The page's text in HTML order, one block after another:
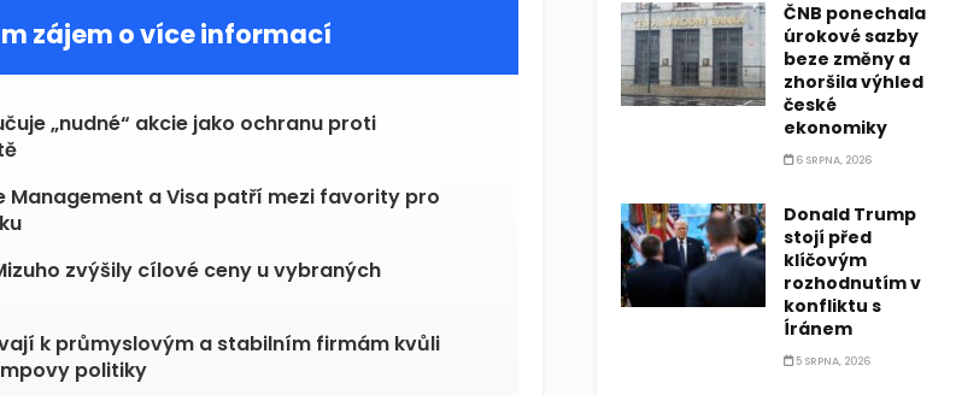
zájem o více informací
„nudné“ akcie jako ochranu proti
Management a Visa patří mezi favority pro
zvýšily cílové ceny u vybraných
k průmyslovým a stabilním firmám kvůli
politiky
ČNB ponechala
úrokové sazby
beze změny a
zhoršila výhled
české
ekonomiky
6 SRPNA, 2026
Donald Trump
stojí před
klíčovým
rozhodnutím v
konfliktu s
Íránem
5 SRPNA, 2026